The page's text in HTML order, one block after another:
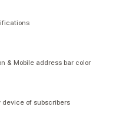
& Mobile address bar color
of subscribers